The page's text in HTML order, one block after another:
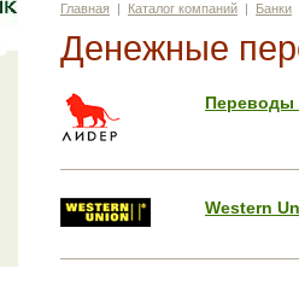
Главная | Каталог компаний | Банки
Денежные
Переводы
Western